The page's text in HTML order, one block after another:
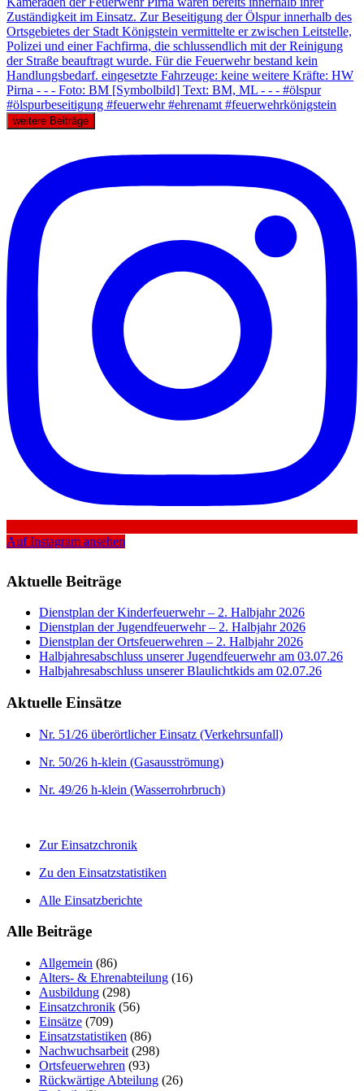
weitere Beiträge
Auf Instagram ansehen
Aktuelle Beiträge
Dienstplan der Kinderfeuerwehr – 2. Halbjahr 2026
Dienstplan der Jugendfeuerwehr – 2. Halbjahr 2026
Dienstplan der Ortsfeuerwehren – 2. Halbjahr 2026
Halbjahresabschluss unserer Jugendfeuerwehr am 03.07.26
Halbjahresabschluss unserer Blaulichtkids am 02.07.26
Aktuelle Einsätze
Nr. 51/26 überörtlicher Einsatz (Verkehrsunfall)
Nr. 50/26 h-klein (Gasausströmung)
Nr. 49/26 h-klein (Wasserrohrbruch)
Zur Einsatzchronik
Zu den Einsatzstatistiken
Alle Einsatzberichte
Alle Beiträge
Allgemein (86)
Alters- & Ehrenabteilung (16)
Ausbildung (298)
Einsatzchronik (56)
Einsätze (709)
Einsatzstatistiken (86)
Nachwuchsarbeit (298)
Ortsfeuerwehren (93)
Rückwärtige Abteilung (26)